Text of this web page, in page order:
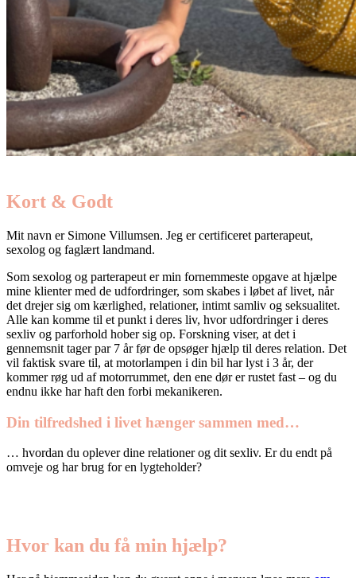
Kort & Godt
Mit navn er Simone Villumsen. Jeg er certificeret parterapeut,
sexolog og faglært landmand.
Som sexolog og parterapeut er min fornemmeste opgave at hjælpe
mine klienter med de udfordringer, som skabes i løbet af livet, når
det drejer sig om kærlighed, relationer, intimt samliv og seksualitet.
Alle kan komme til et punkt i deres liv, hvor udfordringer i deres
sexliv og parforhold hober sig op. Forskning viser, at det i
gennemsnit tager par 7 år før de opsøger hjælp til deres relation. Det
vil faktisk svare til, at motorlampen i din bil har lyst i 3 år, der
kommer røg ud af motorrummet, den ene dør er rustet fast – og du
endnu ikke har haft den forbi mekanikeren.
Din tilfredshed i livet hænger sammen med…
… hvordan du oplever dine relationer og dit sexliv. Er du endt på
omveje og har brug for en lygteholder?
Hvor kan du få min hjælp?